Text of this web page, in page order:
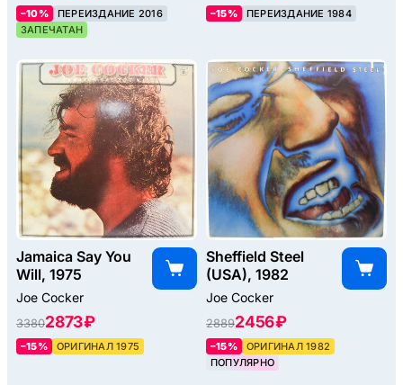
–10%
ПЕРЕИЗДАНИЕ 2016
ЗАПЕЧАТАН
–15% ПЕРЕИЗДАНИЕ 1984
Jamaica Say You
Will, 1975
Joe Cocker
33802873 ₽
–15% ОРИГИНАЛ 1975
Sheffield Steel
(USA), 1982
Joe Cocker
28892456 ₽
–15%
ОРИГИНАЛ 1982
ПОПУЛЯРНО